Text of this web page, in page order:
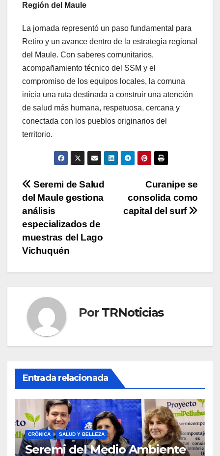
Región del Maule
La jornada representó un paso fundamental para
Retiro y un avance dentro de la estrategia regional
del Maule. Con saberes comunitarios,
acompañamiento técnico del SSM y el
compromiso de los equipos locales, la comuna
inicia una ruta destinada a construir una atención
de salud más humana, respetuosa, cercana y
conectada con los pueblos originarios del
territorio.
Navegación
de
entradas
Curanipe se
consolida como
capital del surf
Seremi de Salud
del Maule gestiona
análisis
especializados de
muestras del Lago
Vichuquén
Por TRNoticias
Entrada relacionada
CRÓNICA SALUD Y BELLEZA
Seremi del Medio Ambiente